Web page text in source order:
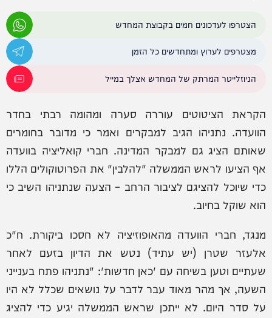
הצטרפו לעדכונים חמים בקבוצת המחדש
מצטרפים לערוץ ומתחדשים כל הזמן
הניוזלייטר המרתק של המחדש אצלך במייל
הקראת הציטוטים עוררה סערה ומהומה רבתי בחדר
הוועדה. נתניהו הגיב למבקרים ואמר כי מדובר בחומרים
שאותם הציג גם למבקר המדינה. חברי קואליציה בוועדה
אף הציעו לראש הממשלה "להלבין" את הפרוטוקולים הללו
כדי שיוכל להציגם לציבור הרחב – הצעה שנתניהו השיב כי
הוא שוקל בחיוב.
מנגד, חברי הוועדה מהאופוזיציה לא חסכו ביקורת. ח"כ
אלעזר שטרן (יש עתיד) נטש את הדיון בזעם לאחר
שעתיים וטען בשיחה עם 'כאן חדשות': "נתניהו פתח בענייני
השעה, אך מהר מאוד עבר לדבר על נושאים שכלל לא היו
על סדר היום. לא ייתכן שראש הממשלה יגיע כדי להציג